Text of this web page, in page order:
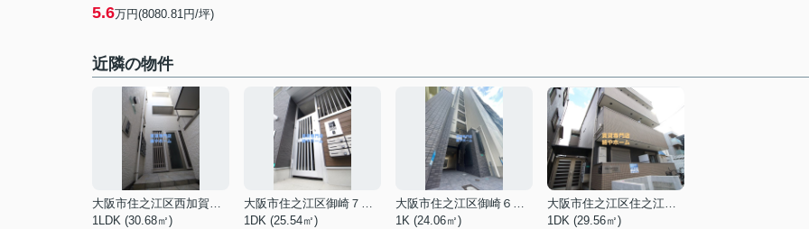
5.6万円(8080.81円/坪)
近隣の物件
大阪市住之江区西加賀屋４丁目
1LDK (30.68㎡)
大阪市住之江区御崎７丁目
1DK (25.54㎡)
大阪市住之江区御崎６丁目
1K (24.06㎡)
大阪市住之江区住之江２丁目
1DK (29.56㎡)